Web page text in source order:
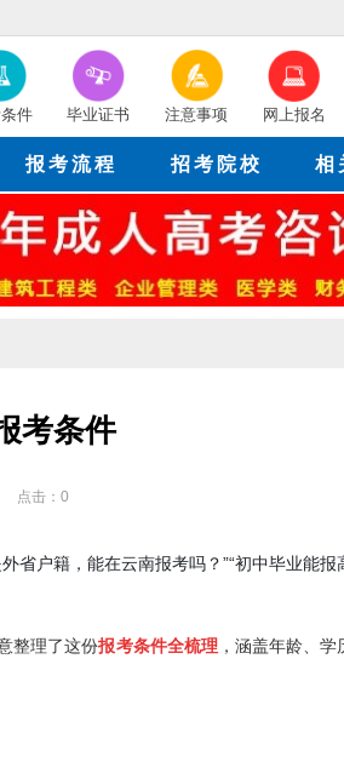
件 毕业证书 注意事项 网上报名
报考流程 招考院校 相
考条件
点击： 0
户籍，能在云南报考吗？”“初中毕业能报
整理了这份报考条件全梳理，涵盖年龄、学